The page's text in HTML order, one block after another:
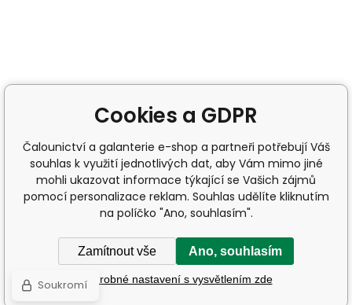
Cookies a GDPR
Čalounictví a galanterie e-shop a partneři potřebují Váš
souhlas k využití jednotlivých dat, aby Vám mimo jiné
mohli ukazovat informace týkající se Vašich zájmů
pomocí personalizace reklam. Souhlas udělíte kliknutím
na políčko "Ano, souhlasím".
Zamítnout vše Ano, souhlasím
Podrobné nastavení s vysvětlením zde
Soukromí